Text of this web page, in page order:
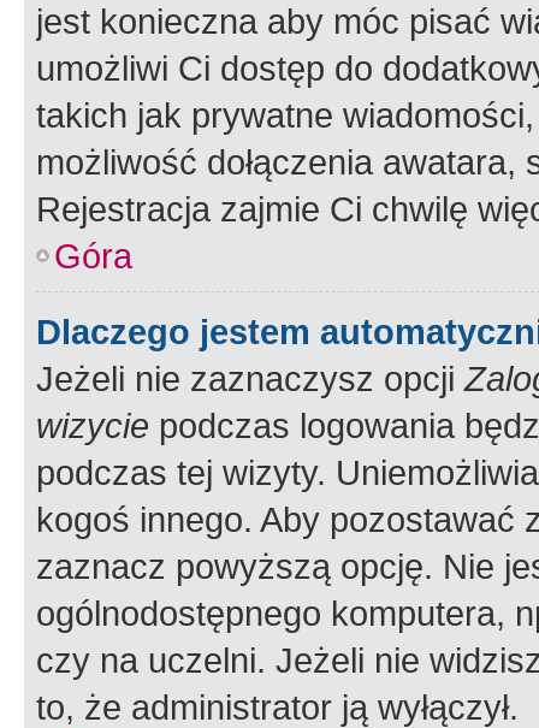
jest konieczna aby móc pisać
umożliwi Ci dostęp do
takich jak prywatne
możliwość dołączenia
Rejestracja zajmie Ci chwilę
Góra
Dlaczego jestem
Jeżeli nie zaznaczysz opcji
wizycie podczas logowania
podczas tej wizyty.
kogoś innego. Aby pozostawać
zaznacz powyższą opcję. Nie
ogólnodostępnego komputera,
czy na uczelni. Jeżeli nie
to, że administrator ją wyłączył.